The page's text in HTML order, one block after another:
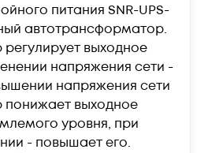
питания SNR-UPS-
автотрансформатор.
выходное
напряжения сети -
напряжения сети
выходное
уровня, при
- повышает его.